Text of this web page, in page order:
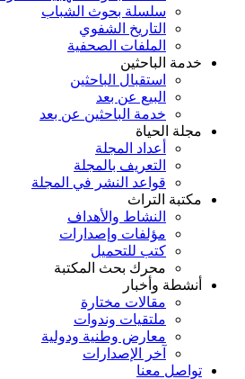
سلسلة بحوث الشباب
التاريخ الشفوي
الملفات الصحفية
خدمة الباحثين
استقبال الباحثين
البيع عن بعد
خدمة الباحثين عن بعد
مجلة الحياة
أعداد المجلة
التعريف بالمجلة
قواعد النشر في المجلة
مكتبة التراث
النشاط والأهداف
مؤلفات وإصدارات
كتب للتحميل
محرك بحث المكتبة
أنشطة وأخبار
مقالات مختارة
ملتقيات وندوات
معارض وطنية ودولية
آخر الإصدارات
تواصل معنا